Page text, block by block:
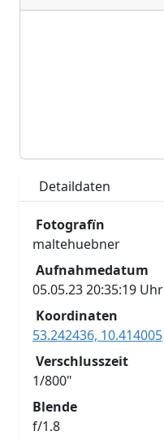
Detaildaten
Fotografïn
maltehuebner
Aufnahmedatum
05.05.23 20:35:19 Uhr
Koordinaten
53.242436, 10.414005
Verschlusszeit
1/800"
Blende
f/1.8